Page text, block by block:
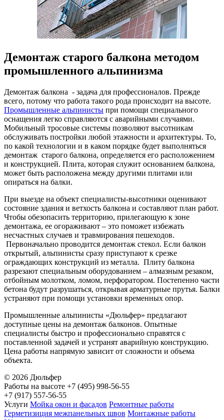
Демонтаж старого балкона методом
промышленного альпинизма
Демонтаж балкона - задача для профессионалов. Прежде
всего, потому что работа такого рода происходит на высоте.
Промышленные альпинисты при помощи специального
оснащения легко справляются с аварийными случаями.
Мобильный тросовые системы позволяют высотникам
обслуживать постройки любой этажности и архитектуры. То,
по какой технологии и в каком порядке будет выполняться
демонтаж старого балкона, определяется его расположением
и конструкцией. Плита, которая служит основанием балкона,
может быть расположена между другими плитами или
опираться на балки.
При выезде на объект специалисты-высотники оценивают
состояние здания и ветхость балкона и составляют план работ.
Чтобы обезопасить территорию, прилегающую к зоне
демонтажа, ее огораживают – это поможет избежать
несчастных случаев и травмирования пешеходов.
Первоначально проводится демонтаж стекол. Если балкон
открытый, альпинисты сразу приступают к срезке
ограждающих конструкций из металла. Плиту балкона
разрезают специальным оборудованием – алмазным резаком,
отбойным молотком, ломом, перфоратором. Постепенно части
бетона будут разрушаться, открывая арматурные прутья. Балки
устраняют при помощи установки временных опор.
Промышленные альпинисты «Дюльфер» предлагают
доступные цены на демонтаж балконов. Опытные
специалисты быстро и профессионально справятся с
поставленной задачей и устранят аварийную конструкцию.
Цена работы напрямую зависит от сложности и объема
объекта.
© 2026 Дюльфер
Работы на высоте +7 (495) 998-56-55
+7 (917) 557-56-55
Услуги Мойка окон и фасадов Ремонтные работы
Герметизиция межпанельных швов Монтажные работы